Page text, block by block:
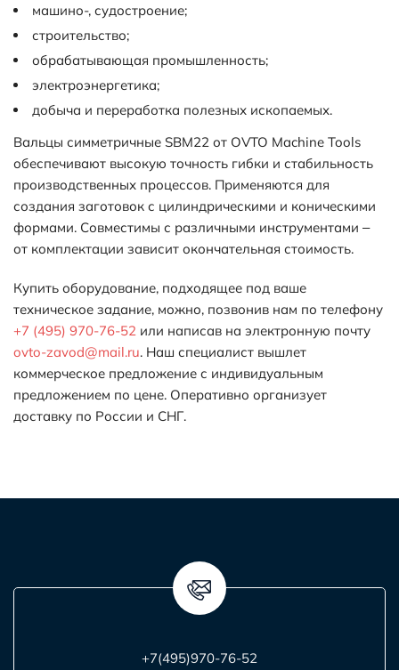
машино-, судостроение;
строительство;
обрабатывающая промышленность;
электроэнергетика;
добыча и переработка полезных ископаемых.
Вальцы симметричные SBM22 от OVTO Machine Tools
обеспечивают высокую точность гибки и стабильность
производственных процессов. Применяются для
создания заготовок с цилиндрическими и коническими
формами. Совместимы с различными инструментами –
от комплектации зависит окончательная стоимость.
Купить оборудование, подходящее под ваше
техническое задание, можно, позвонив нам по телефону
+7 (495) 970-76-52 или написав на электронную почту
ovto-zavod@mail.ru. Наш специалист вышлет
коммерческое предложение с индивидуальным
предложением по цене. Оперативно организует
доставку по России и СНГ.
+7(495)970-76-52